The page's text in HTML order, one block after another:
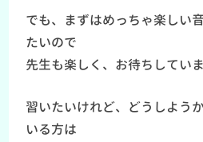
でも、まずはめっちゃ楽しい
たいので
先生も楽しく、お待ちしてい
習いたいけれど、どうしよう
いる方は